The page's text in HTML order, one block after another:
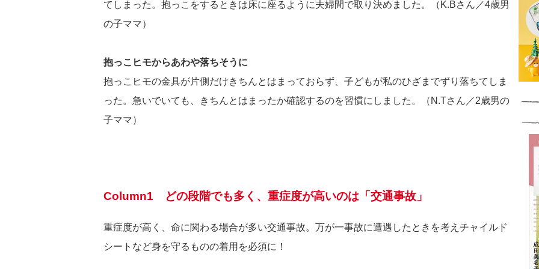
てしまった。抱っこをするときは床に座るように夫婦間で取り決めました。（K.Bさん／4歳男
の子ママ）
抱っこヒモからあわや落ちそうに
抱っこヒモの金具が片側だけきちんとはまっておらず、子どもが私のひざまでずり落ちてしま
った。急いでいても、きちんとはまったか確認するのを習慣にしました。（N.Tさん／2歳男の
子ママ）
Column1 どの段階でも多く、重症度が高いのは「交通事故」
重症度が高く、命に関わる場合が多い交通事故。万が一事故に遭遇したときを考えチャイルド
シートなど身を守るものの着用を必須に！